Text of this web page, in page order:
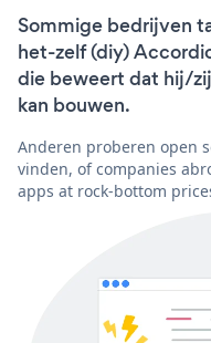
Sommige bedrijven
het-zelf (diy)
die beweert dat hij/
kan bouwen.
Anderen proberen open
vinden, of companies
apps at rock-bottom